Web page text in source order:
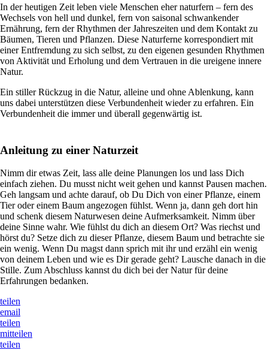
In der heutigen Zeit leben viele Menschen eher naturfern – fern des
Wechsels von hell und dunkel, fern von saisonal schwankender
Ernährung, fern der Rhythmen der Jahreszeiten und dem Kontakt zu
Bäumen, Tieren und Pflanzen. Diese Naturferne korrespondiert mit
einer Entfremdung zu sich selbst, zu den eigenen gesunden Rhythmen
von Aktivität und Erholung und dem Vertrauen in die ureigene innere
Natur.
Ein stiller Rückzug in die Natur, alleine und ohne Ablenkung, kann
uns dabei unterstützen diese Verbundenheit wieder zu erfahren. Ein
Verbundenheit die immer und überall gegenwärtig ist.
Anleitung zu einer Naturzeit
Nimm dir etwas Zeit, lass alle deine Planungen los und lass Dich
einfach ziehen. Du musst nicht weit gehen und kannst Pausen machen.
Geh langsam und achte darauf, ob Du Dich von einer Pflanze, einem
Tier oder einem Baum angezogen fühlst. Wenn ja, dann geh dort hin
und schenk diesem Naturwesen deine Aufmerksamkeit. Nimm über
deine Sinne wahr. Wie fühlst du dich an diesem Ort? Was riechst und
hörst du? Setze dich zu dieser Pflanze, diesem Baum und betrachte sie
ein wenig. Wenn Du magst dann sprich mit ihr und erzähl ein wenig
von deinem Leben und wie es Dir gerade geht? Lausche danach in die
Stille. Zum Abschluss kannst du dich bei der Natur für deine
Erfahrungen bedanken.
teilen
email
teilen
mitteilen
teilen